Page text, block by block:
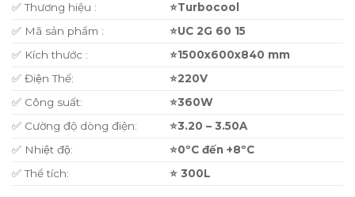
✅ Thương hiệu :
⭐Turbocool
✅ Mã sản phẩm :
⭐UC 2G 60 15
✅ Kích thước :
⭐1500x600x840 mm
✅ Điện Thế:
⭐220V
✅ Công suất:
⭐360W
✅ Cường độ dòng điện:
⭐3.20 – 3.50A
✅ Nhiệt độ:
⭐0ºC đến +8ºC
✅ Thể tích:
⭐ 300L